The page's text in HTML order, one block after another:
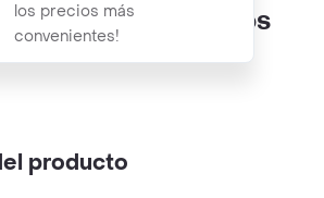
los precios más
convenientes!
Navy Talla 06 Niños
producto